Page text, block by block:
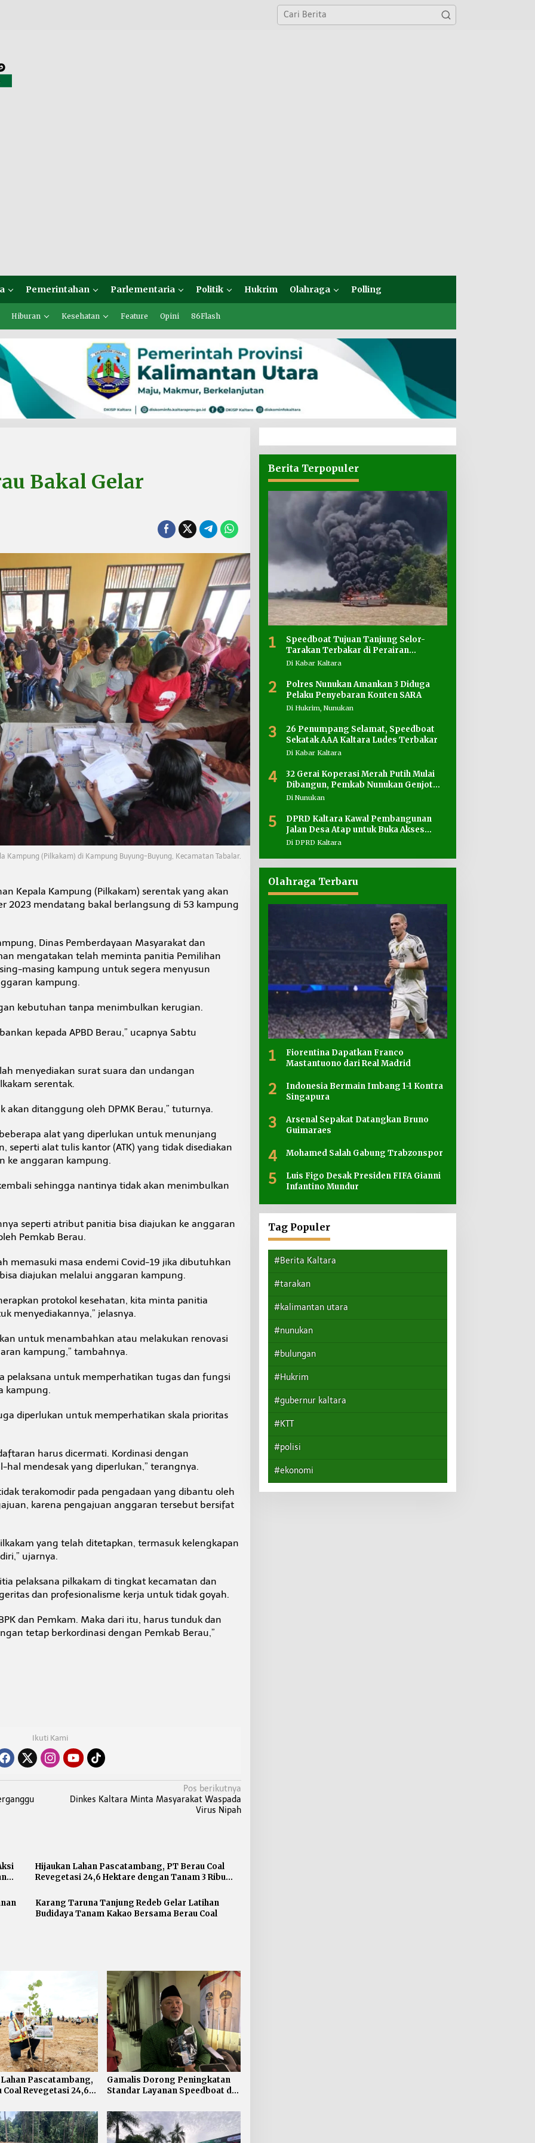
Pemerintahan Parlementaria Politik Hukrim Olahraga Polling
Hiburan Kesehatan Feature Opini 86Flash
Bakal Gelar
Kampung (Pilkakam) di Kampung Buyung-Buyung, Kecamatan Tabalar.
Kepala Kampung (Pilkakam) serentak yang akan
2023 mendatang bakal berlangsung di 53 kampung
Dinas Pemberdayaan Masyarakat dan
mengatakan telah meminta panitia Pemilihan
masing kampung untuk segera menyusun
kampung.
kebutuhan tanpa menimbulkan kerugian.
kepada APBD Berau,” ucapnya Sabtu
menyediakan surat suara dan undangan
serentak.
akan ditanggung oleh DPMK Berau,” tuturnya.
alat yang diperlukan untuk menunjang
seperti alat tulis kantor (ATK) yang tidak disediakan
ke anggaran kampung.
sehingga nantinya tidak akan menimbulkan
seperti atribut panitia bisa diajukan ke anggaran
Pemkab Berau.
memasuki masa endemi Covid-19 jika dibutuhkan
diajukan melalui anggaran kampung.
protokol kesehatan, kita minta panitia
menyediakannya,” jelasnya.
untuk menambahkan atau melakukan renovasi
kampung,” tambahnya.
pelaksana untuk memperhatikan tugas dan fungsi
kampung.
diperlukan untuk memperhatikan skala prioritas
harus dicermati. Kordinasi dengan
mendesak yang diperlukan,” terangnya.
terakomodir pada pengadaan yang dibantu oleh
karena pengajuan anggaran tersebut bersifat
yang telah ditetapkan, termasuk kelengkapan
ujarnya.
pelaksana pilkakam di tingkat kecamatan dan
dan profesionalisme kerja untuk tidak goyah.
dan Pemkam. Maka dari itu, harus tunduk dan
tetap berkordinasi dengan Pemkab Berau,”
Ikuti Kami
Pos berikutnya
Dinkes Kaltara Minta Masyarakat Waspada
Virus Nipah
Hijaukan Lahan Pascatambang, PT Berau Coal
Revegetasi 24,6 Hektare dengan Tanam 3 Ribu
Karang Taruna Tanjung Redeb Gelar Latihan
Budidaya Tanam Kakao Bersama Berau Coal
Pascatambang,
Coal Revegetasi 24,6
Gamalis Dorong Peningkatan
Standar Layanan Speedboat di
Berita Terpopuler
1
Speedboat Tujuan Tanjung Selor-
Tarakan Terbakar di Perairan
Salimbatu
Di Kabar Kaltara
2
Polres Nunukan Amankan 3 Diduga
Pelaku Penyebaran Konten SARA
Di Hukrim, Nunukan
3
26 Penumpang Selamat, Speedboat
Sekatak AAA Kaltara Ludes Terbakar
Di Kabar Kaltara
4
32 Gerai Koperasi Merah Putih Mulai
Dibangun, Pemkab Nunukan Genjot
Penyediaan Lahan
Di Nunukan
5
DPRD Kaltara Kawal Pembangunan
Jalan Desa Atap untuk Buka Akses
Wilayah Perbatasan
Di DPRD Kaltara
Olahraga Terbaru
1
Fiorentina Dapatkan Franco
Mastantuono dari Real Madrid
2
Indonesia Bermain Imbang 1-1 Kontra
Singapura
3
Arsenal Sepakat Datangkan Bruno
Guimaraes
4 Mohamed Salah Gabung Trabzonspor
5
Luis Figo Desak Presiden FIFA Gianni
Infantino Mundur
Tag Populer
#Berita Kaltara
#tarakan
#kalimantan utara
#nunukan
#bulungan
#Hukrim
#gubernur kaltara
#KTT
#polisi
#ekonomi